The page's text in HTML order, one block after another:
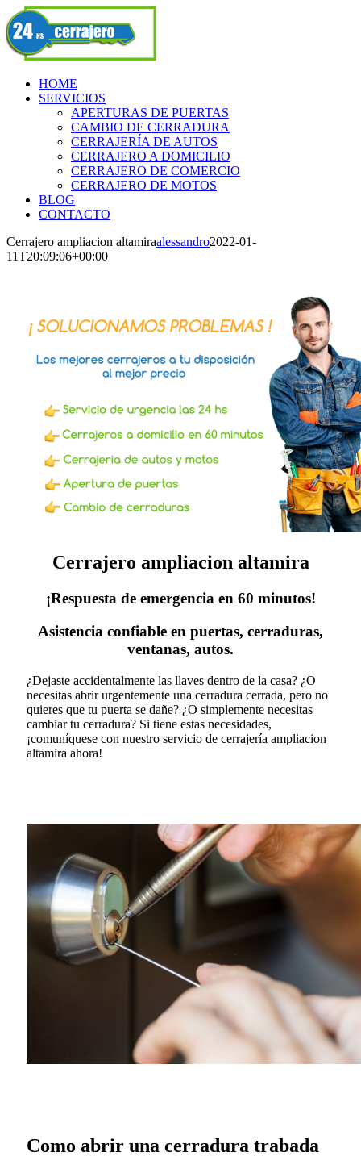
Skip
to
content
Facebook
HOME
SERVICIOS
APERTURAS DE PUERTAS
CAMBIO DE CERRADURA
CERRAJERÍA DE AUTOS
CERRAJERO A DOMICILIO
CERRAJERO DE COMERCIO
CERRAJERO DE MOTOS
BLOG
CONTACTO
Cerrajero ampliacion altamiraalessandro2022-01-
11T20:09:06+00:00
Cerrajero ampliacion altamira
¡Respuesta de emergencia en 60 minutos!
Asistencia confiable en puertas, cerraduras,
ventanas, autos.
¿Dejaste accidentalmente las llaves dentro de la casa? ¿O
necesitas abrir urgentemente una cerradura cerrada, pero no
quieres que tu puerta se dañe? ¿O simplemente necesitas
cambiar tu cerradura? Si tiene estas necesidades,
¡comuníquese con nuestro servicio de cerrajería ampliacion
altamira ahora!
Como abrir una cerradura trabada